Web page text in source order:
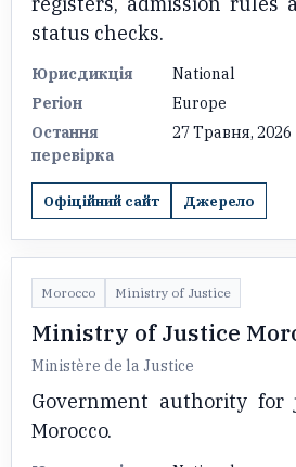
status checks.
Юрисдикція
National
Регіон
Europe
Остання
перевірка
27 Травня, 2026
Офіційний сайт Джерело
Morocco Ministry of Justice
Ministry of Justice
Ministère de la Justice
Government authority for
Morocco.